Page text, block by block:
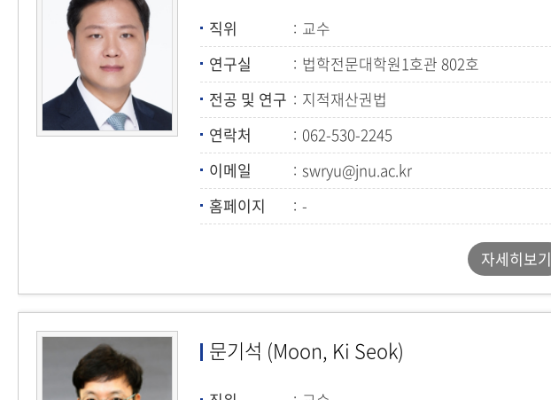
직위
교수
연구실
법학전문대학원1호관 802호
전공 및 연구
지적재산권법
연락처
062-530-2245
이메일
swryu@jnu.ac.kr
홈페이지
-
자세히보기
문기석 (Moon, Ki Seok)